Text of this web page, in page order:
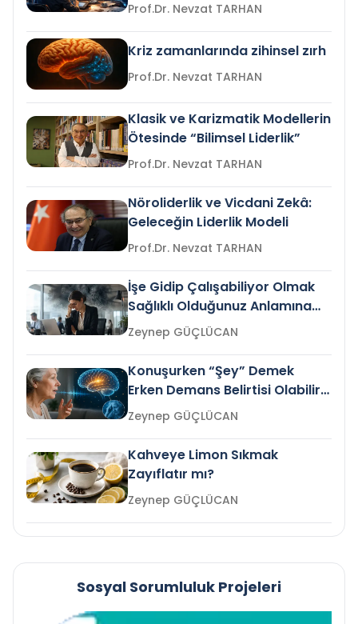
Prof.Dr. Nevzat TARHAN
Kriz zamanlarında zihinsel zırh
Prof.Dr. Nevzat TARHAN
Klasik ve Karizmatik Modellerin
Ötesinde “Bilimsel Liderlik”
Prof.Dr. Nevzat TARHAN
Nöroliderlik ve Vicdani Zekâ:
Geleceğin Liderlik Modeli
Prof.Dr. Nevzat TARHAN
İşe Gidip Çalışabiliyor Olmak
Sağlıklı Olduğunuz Anlamına
Gelir mi?Zeynep GÜÇLÜCAN
Konuşurken “Şey” Demek
Erken Demans Belirtisi Olabilir
mi?
Zeynep GÜÇLÜCAN
Kahveye Limon Sıkmak
Zayıflatır mı?
Zeynep GÜÇLÜCAN
Sosyal Sorumluluk Projeleri